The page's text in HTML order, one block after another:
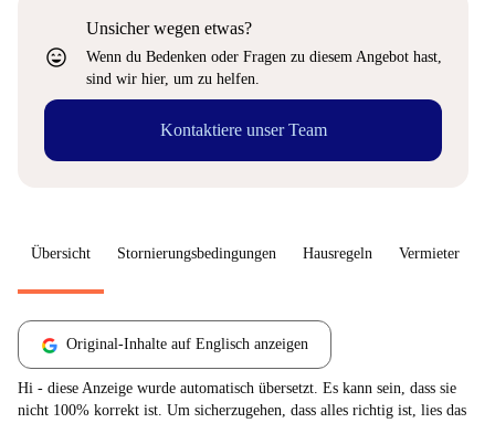
sentiment_very_satisfied
Unsicher wegen etwas?
Wenn du Bedenken oder Fragen zu diesem Angebot hast,
sind wir hier, um zu helfen.
Kontaktiere unser Team
Übersicht Stornierungsbedingungen Hausregeln Vermieter
Original-Inhalte auf Englisch anzeigen
Hi - diese Anzeige wurde automatisch übersetzt. Es kann sein, dass sie
nicht 100% korrekt ist. Um sicherzugehen, dass alles richtig ist, lies das